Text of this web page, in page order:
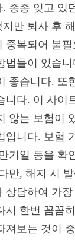
. 종종 잊고 있
지만 퇴사 후
중복되어 불
법들이 있습
좋습니다. 또
니다. 이 사이
않는 보험이
입니다. 보험
기일 등을 확
만, 해지 시
상담하여 가
시 한번 꼼꼼
져보는 것이